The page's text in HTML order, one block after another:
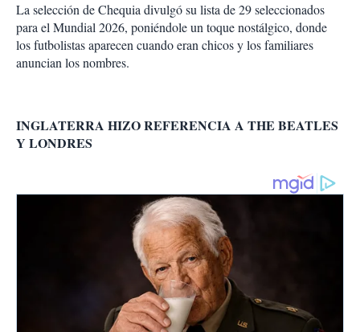
La selección de Chequia divulgó su lista de 29 seleccionados
para el Mundial 2026, poniéndole un toque nostálgico, donde
los futbolistas aparecen cuando eran chicos y los familiares
anuncian los nombres.
INGLATERRA HIZO REFERENCIA A THE BEATLES
Y LONDRES